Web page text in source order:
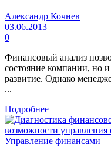
Александр Кочнев
03.06.2013
0
Финансовый анализ
состояние компании, но
развитие. Однако
...
Подробнее
Управление финансами